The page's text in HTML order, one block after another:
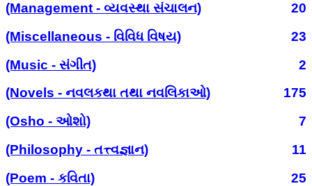
(Management - વ્યવસ્થા સંચાલન)
20
(Miscellaneous - વિવિધ વિષય)
23
(Music - સંગીત)
2
(Novels - નવલકથા તથા નવલિકાઓ)
175
(Osho - ઓશો)
7
(Philosophy - તત્ત્વજ્ઞાન)
11
(Poem - કવિતા)
25